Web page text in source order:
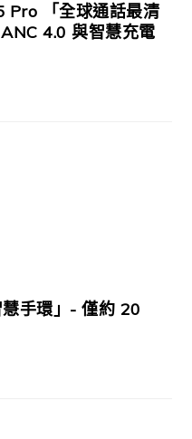
「全球通話最清
4.0 與智慧充電
手環」- 僅約 20